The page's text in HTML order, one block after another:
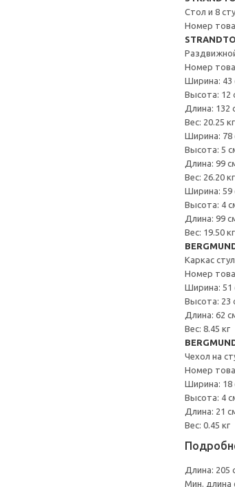
Стол и 8
Номер
Номер
Ширина: 43
Высота: 12
Длина: 132
Вес: 20.25 кг
Ширина: 78
Высота: 5
Длина: 99
Вес: 26.20 кг
Ширина: 59
Высота: 4
Длина: 99
Вес: 19.50 кг
Каркас
Номер
Ширина: 51
Высота: 23
Длина: 62
Вес: 8.45 кг
Чехол на
Номер
Ширина: 18
Высота: 4
Длина: 21
Вес: 0.45 кг
Длина: 205
Мин. длина